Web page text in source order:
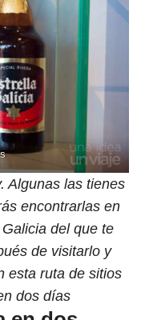
Algunas las tienes
encontrarlas en
del que te
de visitarlo y
esta ruta de sitios
dos días